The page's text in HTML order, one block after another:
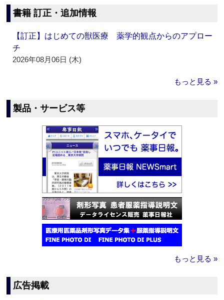
書籍 訂正・追加情報
【訂正】はじめての獣医療 薬学的観点からのアプロー
チ
2026年08月06日 (木)
もっと見る »
製品・サービス等
もっと見る »
広告掲載